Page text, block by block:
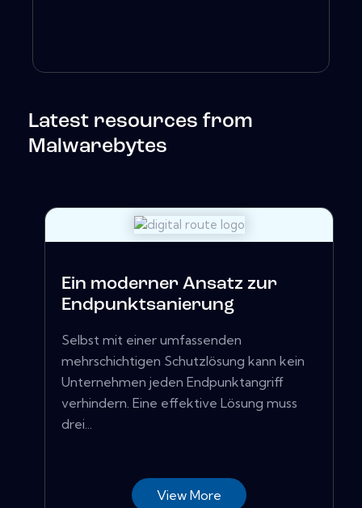
Latest resources from
Malwarebytes
Ein moderner Ansatz zur
Endpunktsanierung
Selbst mit einer umfassenden
mehrschichtigen Schutzlösung kann kein
Unternehmen jeden Endpunktangriff
verhindern. Eine effektive Lösung muss
drei...
View More